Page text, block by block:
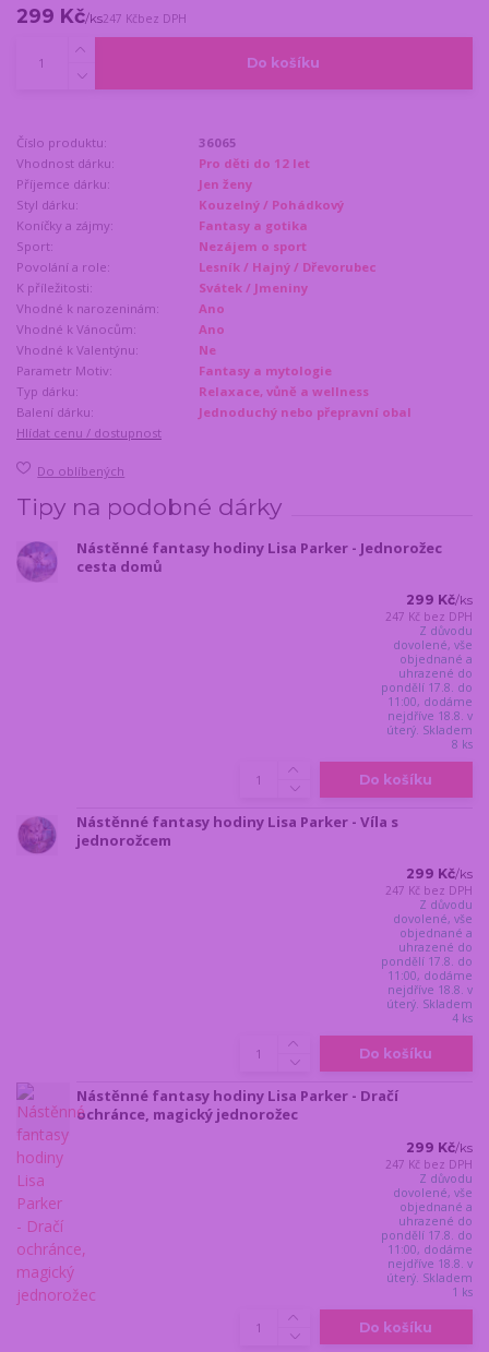
299 Kč/ks247 Kčbez DPH
Do košíku
Číslo produktu:
36065
Vhodnost dárku:
Pro děti do 12 let
Příjemce dárku:
Jen ženy
Styl dárku:
Kouzelný / Pohádkový
Koníčky a zájmy:
Fantasy a gotika
Sport:
Nezájem o sport
Povolání a role:
Lesník / Hajný / Dřevorubec
K příležitosti:
Svátek / Jmeniny
Vhodné k narozeninám:
Ano
Vhodné k Vánocům:
Ano
Vhodné k Valentýnu:
Ne
Parametr Motiv:
Fantasy a mytologie
Typ dárku:
Relaxace, vůně a wellness
Balení dárku:
Jednoduchý nebo přepravní obal
Hlídat cenu / dostupnost
Do oblíbených
Tipy na podobné dárky
Nástěnné fantasy hodiny Lisa Parker - Jednorožec
cesta domů
299 Kč/ks
247 Kč bez DPH
Z důvodu
dovolené, vše
objednané a
uhrazené do
pondělí 17.8. do
11:00, dodáme
nejdříve 18.8. v
úterý. Skladem
8 ks
Do košíku
Nástěnné fantasy hodiny Lisa Parker - Víla s
jednorožcem
299 Kč/ks
247 Kč bez DPH
Z důvodu
dovolené, vše
objednané a
uhrazené do
pondělí 17.8. do
11:00, dodáme
nejdříve 18.8. v
úterý. Skladem
4 ks
Do košíku
Nástěnné fantasy hodiny Lisa Parker - Dračí
ochránce, magický jednorožec
299 Kč/ks
247 Kč bez DPH
Z důvodu
dovolené, vše
objednané a
uhrazené do
pondělí 17.8. do
11:00, dodáme
nejdříve 18.8. v
úterý. Skladem
1 ks
Do košíku